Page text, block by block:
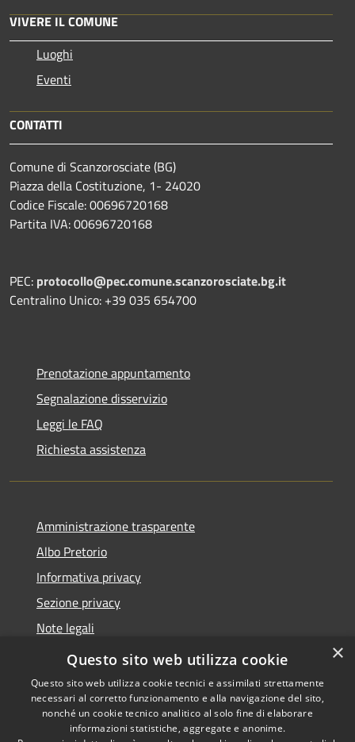
VIVERE IL COMUNE
Luoghi
Eventi
CONTATTI
Comune di Scanzorosciate (BG)
Piazza della Costituzione, 1- 24020
Codice Fiscale: 00696720168
Partita IVA: 00696720168
PEC: protocollo@pec.comune.scanzorosciate.bg.it
Centralino Unico: +39 035 654700
Prenotazione appuntamento
Segnalazione disservizio
Leggi le FAQ
Richiesta assistenza
Amministrazione trasparente
Albo Pretorio
Informativa privacy
Sezione privacy
Note legali
Dichiarazione di accessibilità
Copyright © 2026 • Comune di
×
Questo sito web utilizza cookie
Questo sito web utilizza cookie tecnici e assimilati strettamente
necessari al corretto funzionamento e alla navigazione del sito,
nonché un cookie tecnico analitico al solo fine di elaborare
informazioni statistiche, aggregate e anonime.